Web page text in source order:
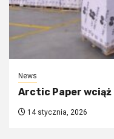
News
Arctic Paper
14 stycznia, 2026